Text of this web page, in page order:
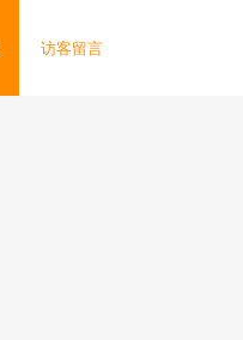
访客留言